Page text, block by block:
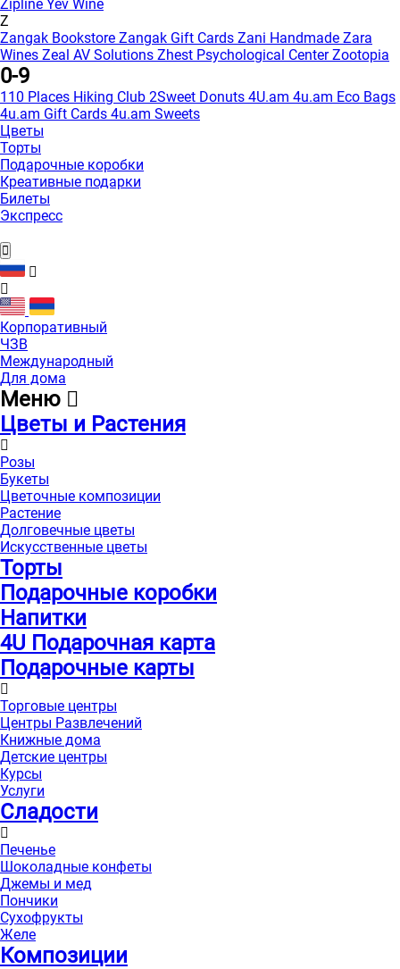
Zipline Yev Wine
Z
Zangak Bookstore Zangak Gift Cards Zani Handmade Zara
Wines Zeal AV Solutions Zhest Psychological CenterZootopia
0-9
110 Places Hiking Club 2Sweet Donuts 4U.am 4u.am Eco Bags
4u.am Gift Cards 4u.am Sweets
Цветы
Торты
Подарочные коробки
Креативные подарки
Билеты
Экспресс
Корпоративный
ЧЗВ
Международный
Для дома
Меню
Цветы и Растения
Розы
Букеты
Цветочные композиции
Растение
Долговечные цветы
Искусственные цветы
Торты
Подарочные коробки
Напитки
4U Подарочная карта
Подарочные карты
Торговые центры
Центры Развлечений
Книжные дома
Детские центры
Курсы
Услуги
Сладости
Печенье
Шоколадные конфеты
Джемы и мед
Пончики
Сухофрукты
Желе
Композиции